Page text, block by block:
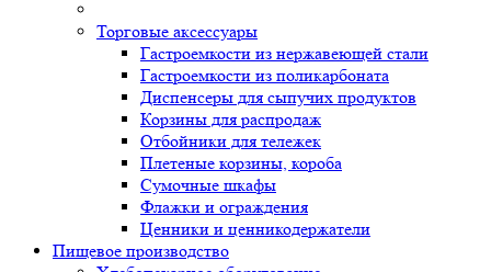
Торговые аксессуары
Гастроемкости из нержавеющей стали
Гастроемкости из поликарбоната
Диспенсеры для сыпучих продуктов
Корзины для распродаж
Отбойники для тележек
Плетеные корзины, короба
Сумочные шкафы
Флажки и ограждения
Ценники и ценникодержатели
Пищевое производство